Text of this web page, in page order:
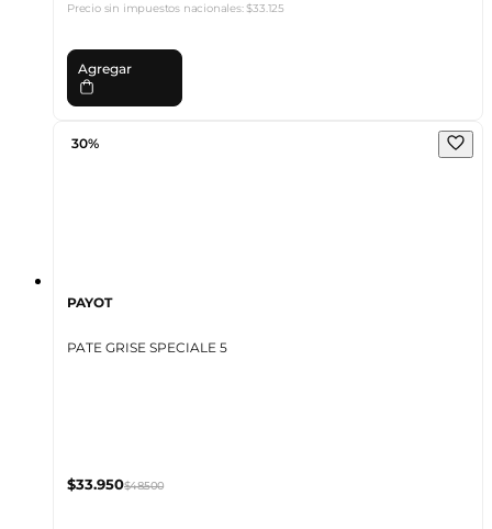
Precio sin impuestos nacionales:$33.125
Agregar
30%
PAYOT
PATE GRISE SPECIALE 5
$33.950$48.500